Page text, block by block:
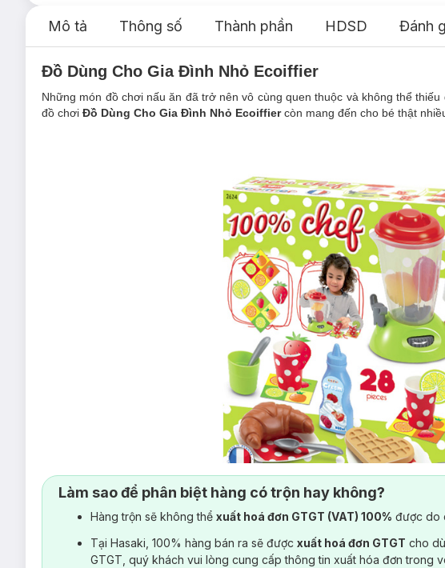
Mô tả Thông số Thành phần HDSD Đánh
Đồ Dùng Cho Gia Đình Nhỏ Ecoiffier
Những món đồ chơi nấu ăn đã trở nên vô cùng quen thuộc và không thể
đồ chơi Đồ Dùng Cho Gia Đình Nhỏ Ecoiffiercòn mang đến cho bé thật
Làm sao để phân biệt hàng có trộn hay không?
Hàng trộn sẽ không thể xuất hoá đơn GTGT (VAT) 100% được do
Tại Hasaki, 100% hàng bán ra sẽ được xuất hoá đơn GTGT cho
GTGT, quý khách vui lòng cung cấp thông tin xuất hóa đơn trong